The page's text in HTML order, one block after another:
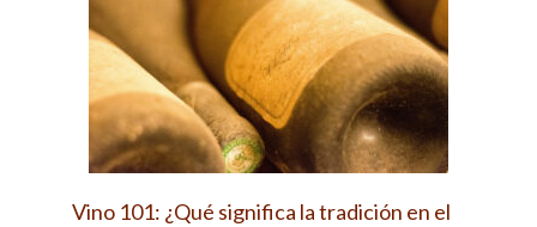
Vino 101: ¿Qué significa la tradición en el